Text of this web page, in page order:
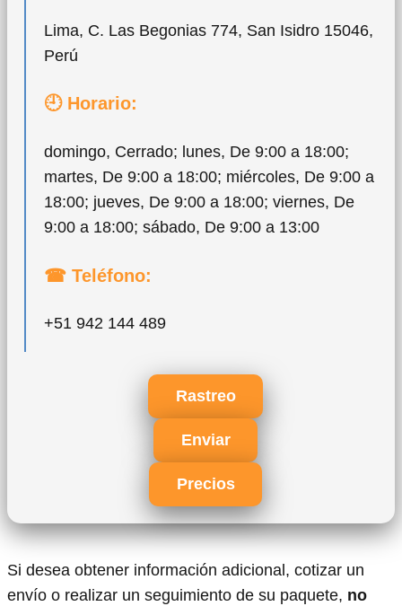
Lima, C. Las Begonias 774, San Isidro 15046,
Perú
🕘 Horario:
domingo, Cerrado; lunes, De 9:00 a 18:00;
martes, De 9:00 a 18:00; miércoles, De 9:00 a
18:00; jueves, De 9:00 a 18:00; viernes, De
9:00 a 18:00; sábado, De 9:00 a 13:00
☎ Teléfono:
+51 942 144 489
Rastreo
Enviar
Precios
Si desea obtener información adicional, cotizar un
envío o realizar un seguimiento de su paquete, no